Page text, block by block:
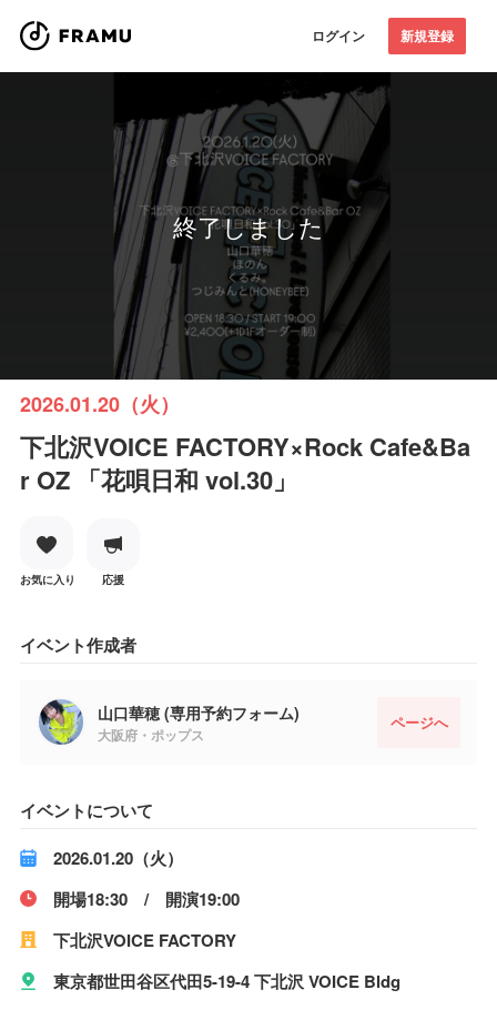
ログイン 新規登録
終了しました
2026.01.20（火）
下北沢VOICE FACTORY×Rock Cafe&Ba
r OZ 「花唄日和 vol.30」
お気に入り 応援
イベント作成者
山口華穂 (専用予約フォーム)
大阪府・ポップス
ページへ
イベントについて
2026.01.20（火）
開場18:30 / 開演19:00
下北沢VOICE FACTORY
東京都世田谷区代田5-19-4 下北沢 VOICE Bldg